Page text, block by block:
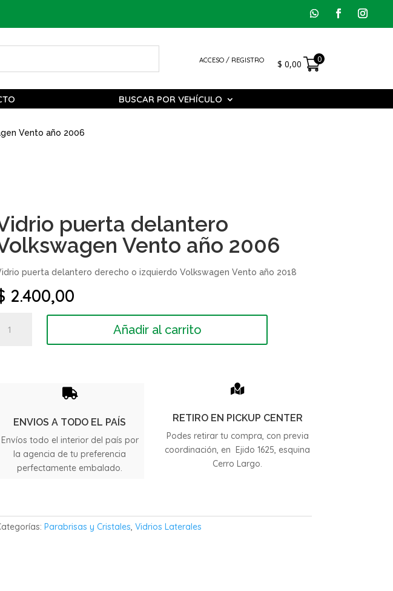
ACCESO / REGISTRO $ 0,00 0
BUSCAR POR VEHÍCULO
Vento año 2006
puerta delantero
Vento año 2006
puerta delantero derecho o izquierdo Volkswagen Vento año 2018
2.400,00
puerta
cantidad
Añadir al carrito

ENVIOS A TODO EL PAÍS
Envíos todo el interior del país por
la agencia de tu preferencia
perfectamente embalado.

RETIRO EN PICKUP CENTER
Podes retirar tu compra, con previa
coordinación, en Ejido 1625, esquina
Cerro Largo.
Parabrisas y Cristales,Vidrios Laterales